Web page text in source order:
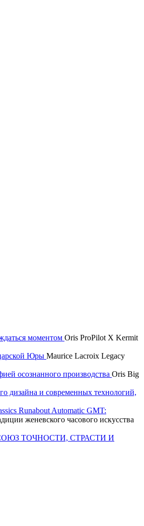
моментом Oris ProPilot X Kermit
Юры Maurice Lacroix Legacy
осознанного производства Oris Big
дизайна и современных технологий,
Runabout Automatic GMT:
женевского часового искусства
ТОЧНОСТИ, СТРАСТИ И